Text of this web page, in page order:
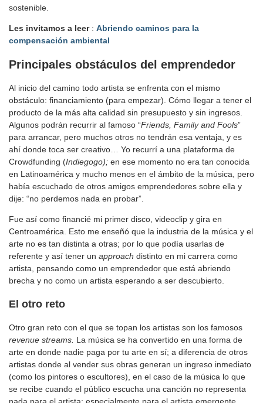
sostenible.
Les invitamos a leer : Abriendo caminos para la
compensación ambiental
Principales obstáculos del emprendedor
Al inicio del camino todo artista se enfrenta con el mismo
obstáculo: financiamiento (para empezar). Cómo llegar a tener el
producto de la más alta calidad sin presupuesto y sin ingresos.
Algunos podrán recurrir al famoso “Friends, Family and Fools”
para arrancar, pero muchos otros no tendrán esa ventaja, y es
ahí donde toca ser creativo… Yo recurrí a una plataforma de
Crowdfunding (Indiegogo); en ese momento no era tan conocida
en Latinoamérica y mucho menos en el ámbito de la música, pero
había escuchado de otros amigos emprendedores sobre ella y
dije: “no perdemos nada en probar”.
Fue así como financié mi primer disco, videoclip y gira en
Centroamérica. Esto me enseñó que la industria de la música y el
arte no es tan distinta a otras; por lo que podía usarlas de
referente y así tener un approach distinto en mi carrera como
artista, pensando como un emprendedor que está abriendo
brecha y no como un artista esperando a ser descubierto.
El otro reto
Otro gran reto con el que se topan los artistas son los famosos
revenue streams. La música se ha convertido en una forma de
arte en donde nadie paga por tu arte en sí; a diferencia de otros
artistas donde al vender sus obras generan un ingreso inmediato
(como los pintores o escultores), en el caso de la música lo que
se recibe cuando el público escucha una canción no representa
nada para el artista; especialmente para el artista emergente.